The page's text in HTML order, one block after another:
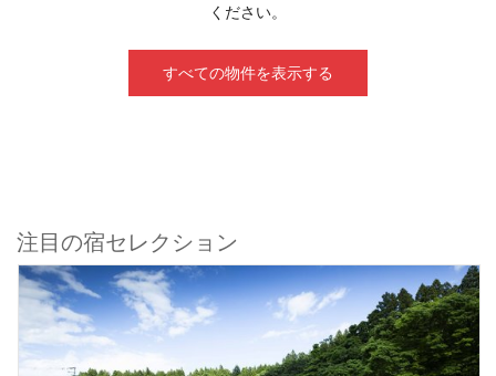
ください。
すべての物件を表示する
注目の宿セレクション